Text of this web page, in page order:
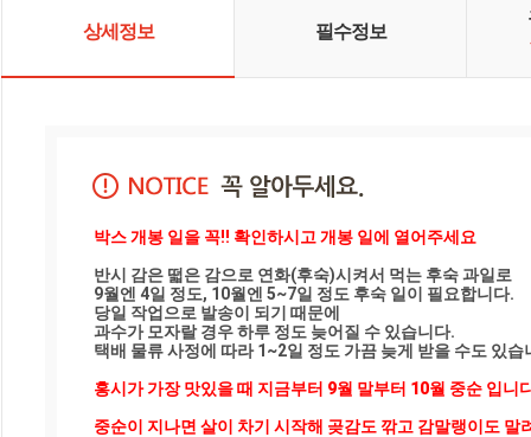
반시, 지역명이 바뀌면서 밀양반시
가 된 더 달콤한 홍시 ❘ 대봉시 ❘ 겨
건강한 자연각식 무유황 곶감 ❘ 눈
상세정보 필수정보
박스 개봉 일을 꼭!! 확인하시고 개봉 일에 열어주세요
반시 감은 떫은 감으로 연화(후숙)시켜서 먹는 후숙 과일로
9월엔 4일 정도, 10월엔 5~7일 정도 후숙 일이 필요합니다.
당일 작업으로 발송이 되기 때문에
과수가 모자랄 경우 하루 정도 늦어질 수 있습니다.
택배 물류 사정에 따라 1~2일 정도 가끔 늦게 받을 수도 있습
홍시가 가장 맛있을 때 지금부터 9월 말부터 10월 중순 입니
중순이 지나면 살이 차기 시작해 곶감도 깎고 감말랭이도 말